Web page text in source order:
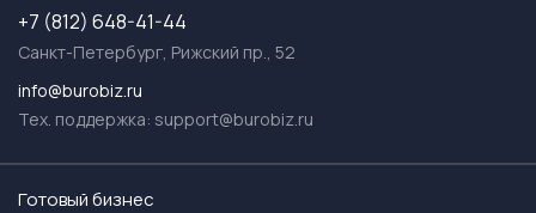
+7 (812) 648-41-44
Санкт-Петербург, Рижский пр., 52
info@burobiz.ru
Тех. поддержка: support@burobiz.ru
Готовый бизнес